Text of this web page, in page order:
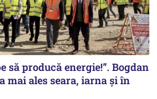
să producă energie!”. Bogdan
mai ales seara, iarna și în